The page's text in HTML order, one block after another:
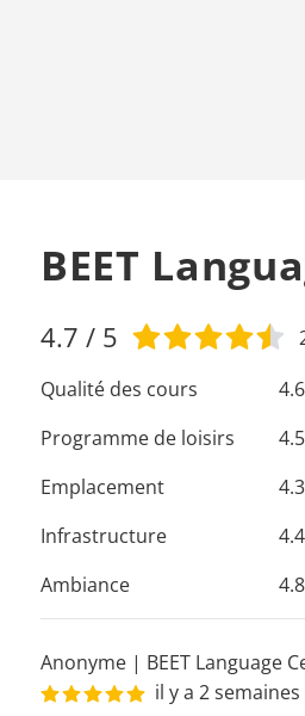
BEET
4.7 / 5
Qualité des cours
Programme de loisirs
Emplacement
Infrastructure
Ambiance
Anonyme | BEET Language
il y a 2 semaines